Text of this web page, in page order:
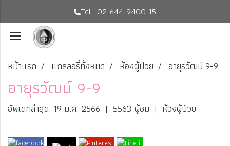
Tel : 02-644-9400-15
หน้าแรก แกลลอรี่ทั้งหมด ห้องผู้ป่วย อายุรวัฒน์ 9-9
อายุรวัฒน์ 9-9
อัพเดทล่าสุด: 19 ม.ค. 2566 | 5563 ผู้ชม | ห้องผู้ป่วย